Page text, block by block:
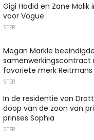
Gigi Hadid en Zane Malik
voor Vogue
STER
Megan Markle
samenwerkingscontract
favoriete merk Reitmans
STER
In de residentie van
doop van de zoon van
prinses Sophia
STER